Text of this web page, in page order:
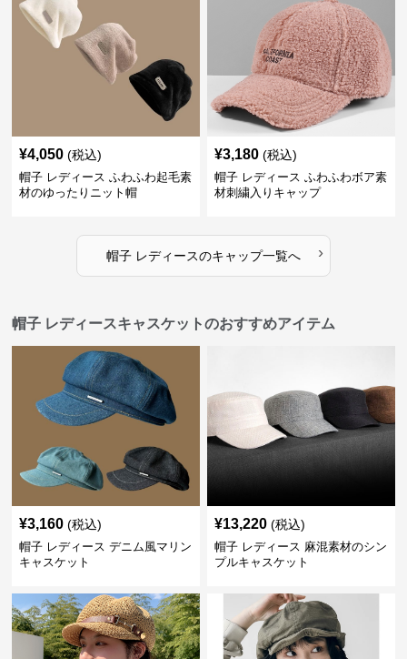
¥4,050 (税込)
帽子 レディース ふわふわ起毛素
材のゆったりニット帽
¥3,180 (税込)
帽子 レディース ふわふわボア素
材刺繍入りキャップ
帽子 レディースのキャップ一覧へ ›
帽子 レディースキャスケットのおすすめアイテム
¥3,160 (税込)
帽子 レディース デニム風マリン
キャスケット
¥13,220 (税込)
帽子 レディース 麻混素材のシン
プルキャスケット